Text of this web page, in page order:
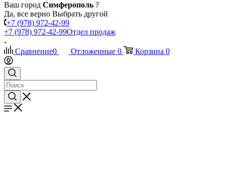
Ваш город Симферополь ?
Да, все верно Выбрать другой
+7 (978) 972-42-99
+7 (978) 972-42-99Отдел продаж
Сравнение0 Отложенные 0 Корзина 0